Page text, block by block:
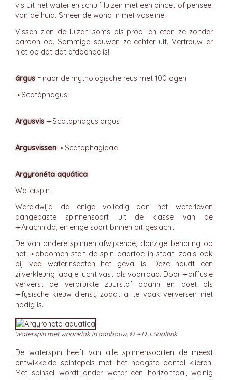
vis uit het water en schuif luizen met een pincet of penseel
van de huid. Smeer de wond in met vaseline.
Vissen zien de luizen soms als prooi en eten ze zonder
pardon op. Sommige spuwen ze echter uit. Vertrouw er
niet op dat dat afdoende is!
árgus = naar de mythologische reus met 100 ogen.
➛Scatóphagus
Argusvis ➛Scatophagus argus
Argusvissen ➛Scatophagidae
Argyronéta aquática
Waterspin
Wereldwijd de enige volledig aan het waterleven
aangepaste spinnensoort uit de klasse van de
➛Arachnida, en enige soort binnen dit geslacht.
De van andere spinnen afwijkende, donzige beharing op
het ➛abdomen stelt de spin daartoe in staat, zoals ook
bij veel waterinsecten het geval is. Deze houdt een
zilverkleurig laagje lucht vast als voorraad. Door ➛diffusie
ververst de verbruikte zuurstof daarin en doet als
➛fysische kieuwdienst, zodat al te vaak verversen niet
nodig is.
Waterspin met woonklok in aanbouw. © ➛D.J. Saaltink
De waterspin heeft van alle spinnensoorten de meest
ontwikkelde spintepels met het hoogste aantal klieren.
Met spinsel wordt onder water een horizontaal, weinig